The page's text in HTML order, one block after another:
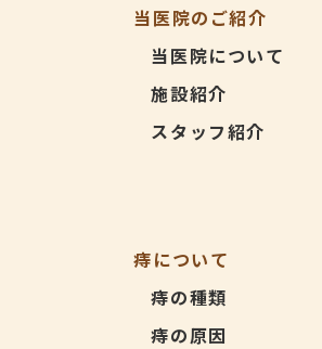
当医院のご紹介
当医院について
施設紹介
スタッフ紹介
痔について
痔の種類
痔の原因